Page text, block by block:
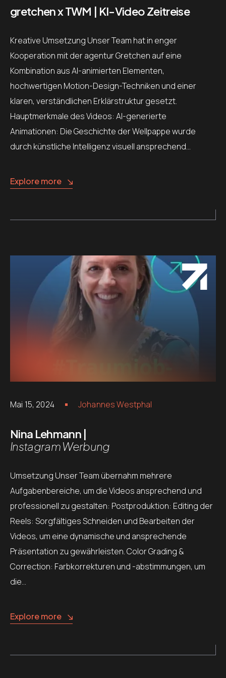
gretchen x TWM | KI-Video Zeitreise
Kreative Umsetzung Unser Team hat in enger
Kooperation mit der agentur Gretchen auf eine
Kombination aus AI-animierten Elementen,
hochwertigen Motion-Design-Techniken und einer
klaren, verständlichen Erklärstruktur gesetzt.
Hauptmerkmale des Videos: AI-generierte
Animationen: Die Geschichte der Wellpappe wurde
durch künstliche Intelligenz visuell ansprechend…
Explore more
Mai 15, 2024 Johannes Westphal
Nina Lehmann |
Instagram Werbung
Umsetzung Unser Team übernahm mehrere
Aufgabenbereiche, um die Videos ansprechend und
professionell zu gestalten: Postproduktion: Editing der
Reels: Sorgfältiges Schneiden und Bearbeiten der
Videos, um eine dynamische und ansprechende
Präsentation zu gewährleisten. Color Grading &
Correction: Farbkorrekturen und -abstimmungen, um
die…
Explore more